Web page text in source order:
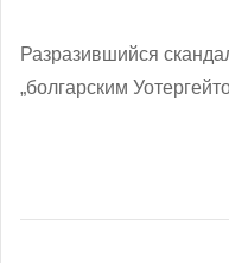
Разразившийся
„болгарским